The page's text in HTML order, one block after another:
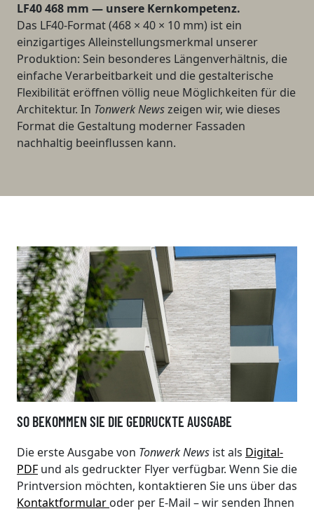
LF40 468 mm — unsere Kernkompetenz.
Das LF40-Format (468 × 40 × 10 mm) ist ein
einzigartiges Alleinstellungsmerkmal unserer
Produktion: Sein besonderes Längenverhältnis, die
einfache Verarbeitbarkeit und die gestalterische
Flexibilität eröffnen völlig neue Möglichkeiten für die
Architektur. In Tonwerk Newszeigen wir, wie dieses
Format die Gestaltung moderner Fassaden
nachhaltig beeinflussen kann.
SO BEKOMMEN SIE DIE GEDRUCKTE AUSGABE
Die erste Ausgabe von Tonwerk News ist als Digital-
PDF und als gedruckter Flyer verfügbar. Wenn Sie die
Printversion möchten, kontaktieren Sie uns über das
Kontaktformular oder per E-Mail – wir senden Ihnen